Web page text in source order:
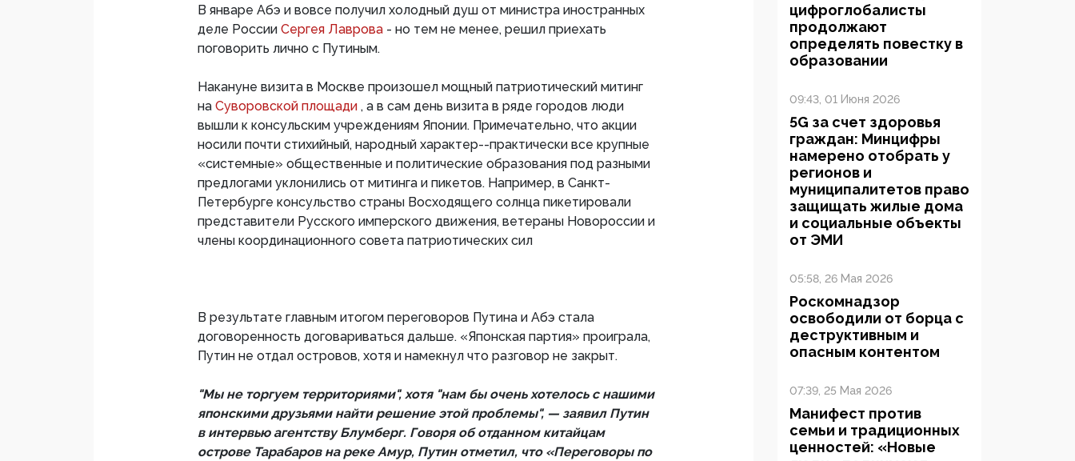
В январе Абэ и вовсе получил холодный душ от министра иностранных
деле России Сергея Лаврова - но тем не менее, решил приехать
поговорить лично с Путиным.
Накануне визита в Москве произошел мощный патриотический митинг
на Суворовской площади , а в сам день визита в ряде городов люди
вышли к консульским учреждениям Японии. Примечательно, что акции
носили почти стихийный, народный характер--практически все крупные
«системные» общественные и политические образования под разными
предлогами уклонились от митинга и пикетов. Например, в Санкт-
Петербурге консульство страны Восходящего солнца пикетировали
представители Русского имперского движения, ветераны Новороссии и
члены координационного совета патриотических сил
В результате главным итогом переговоров Путина и Абэ стала
договоренность договариваться дальше. «Японская партия» проиграла,
Путин не отдал островов, хотя и намекнул что разговор не закрыт.
"Мы не торгуем территориями", хотя "нам бы очень хотелось с нашими
японскими друзьями найти решение этой проблемы", — заявил Путин
в интервью агентству Блумберг. Говоря об отданном китайцам
острове Тарабаров на реке Амур, Путин отметил, что «Переговоры по
цифроглобалисты
продолжают
определять повестку в
образовании
09:43, 01 Июня 2026
5G за счет здоровья
граждан: Минцифры
намерено отобрать у
регионов и
муниципалитетов право
защищать жилые дома
и социальные объекты
от ЭМИ
05:58, 26 Мая 2026
Роскомнадзор
освободили от борца с
деструктивным и
опасным контентом
07:39, 25 Мая 2026
Манифест против
семьи и традиционных
ценностей: «Новые